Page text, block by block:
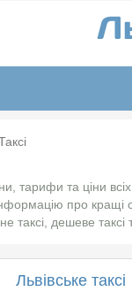
тарифи та ціни
про кращі
таксі, дешеве таксі
Львівське таксі